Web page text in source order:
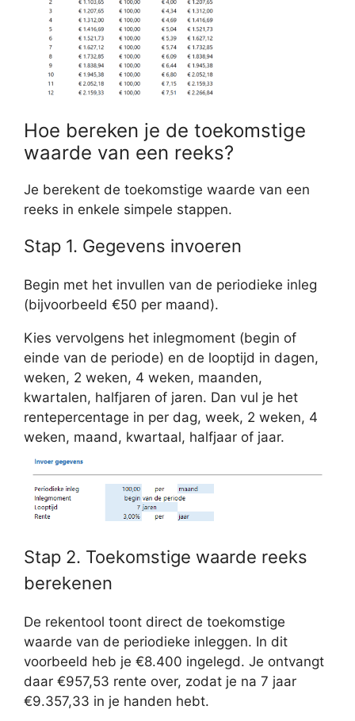
Hoe bereken je de toekomstige
waarde van een reeks?
Je berekent de toekomstige waarde van een
reeks in enkele simpele stappen.
Stap 1. Gegevens invoeren
Begin met het invullen van de periodieke inleg
(bijvoorbeeld €50 per maand).
Kies vervolgens het inlegmoment (begin of
einde van de periode) en de looptijd in dagen,
weken, 2 weken, 4 weken, maanden,
kwartalen, halfjaren of jaren. Dan vul je het
rentepercentage in per dag, week, 2 weken, 4
weken, maand, kwartaal, halfjaar of jaar.
Stap 2. Toekomstige waarde reeks
berekenen
De rekentool toont direct de toekomstige
waarde van de periodieke inleggen. In dit
voorbeeld heb je €8.400 ingelegd. Je ontvangt
daar €957,53 rente over, zodat je na 7 jaar
€9.357,33 in je handen hebt.